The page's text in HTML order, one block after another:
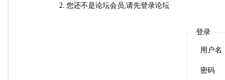
您还不是论坛会员,请先登录论坛
登录
用户名
密码